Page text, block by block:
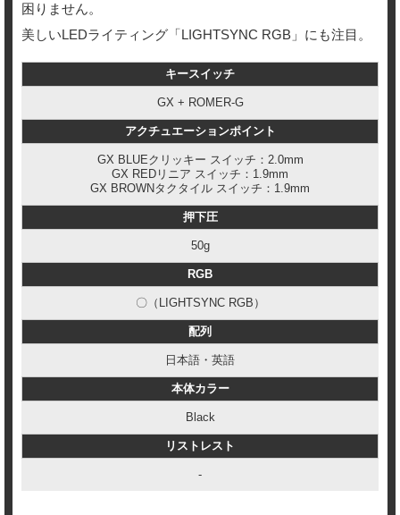
困りません。
美しいLEDライティング「LIGHTSYNC RGB」にも注目。
キースイッチ
GX + ROMER-G
アクチュエーションポイント
GX BLUEクリッキー スイッチ：2.0mm
GX REDリニア スイッチ：1.9mm
GX BROWNタクタイル スイッチ：1.9mm
押下圧
50g
RGB
〇（LIGHTSYNC RGB）
配列
日本語・英語
本体カラー
Black
リストレスト
-